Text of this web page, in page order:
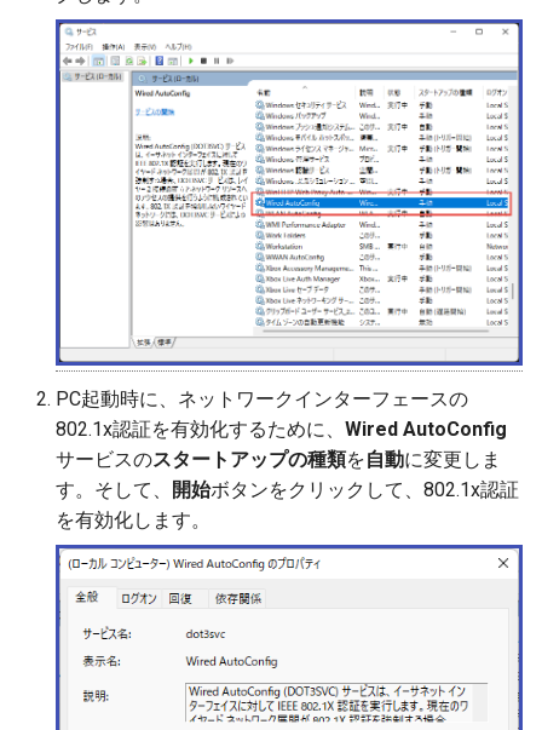
PC起動時に、ネットワークインターフェースの
802.1x認証を有効化するために、 Wired AutoConfig
サービスのスタートアップの種類を自動に変更しま
す。そして、
開始ボタンをクリックして、802.1x認証
を有効化します。